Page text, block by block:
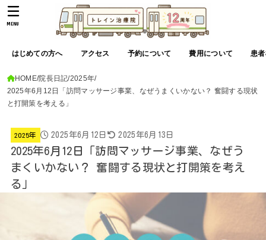
はじめての方へ アクセス 予約について 費用について 患
MENU
HOME 院長日記 2025年
2025年6月12日「訪問マッサージ事業、なぜうまくいかない？ 奮闘する現状
と打開策を考える」
2025年 2025年6月12日 2025年6月13日
2025年6月12日「訪問マッサージ事業、なぜう
まくいかない？ 奮闘する現状と打開策を考え
る」